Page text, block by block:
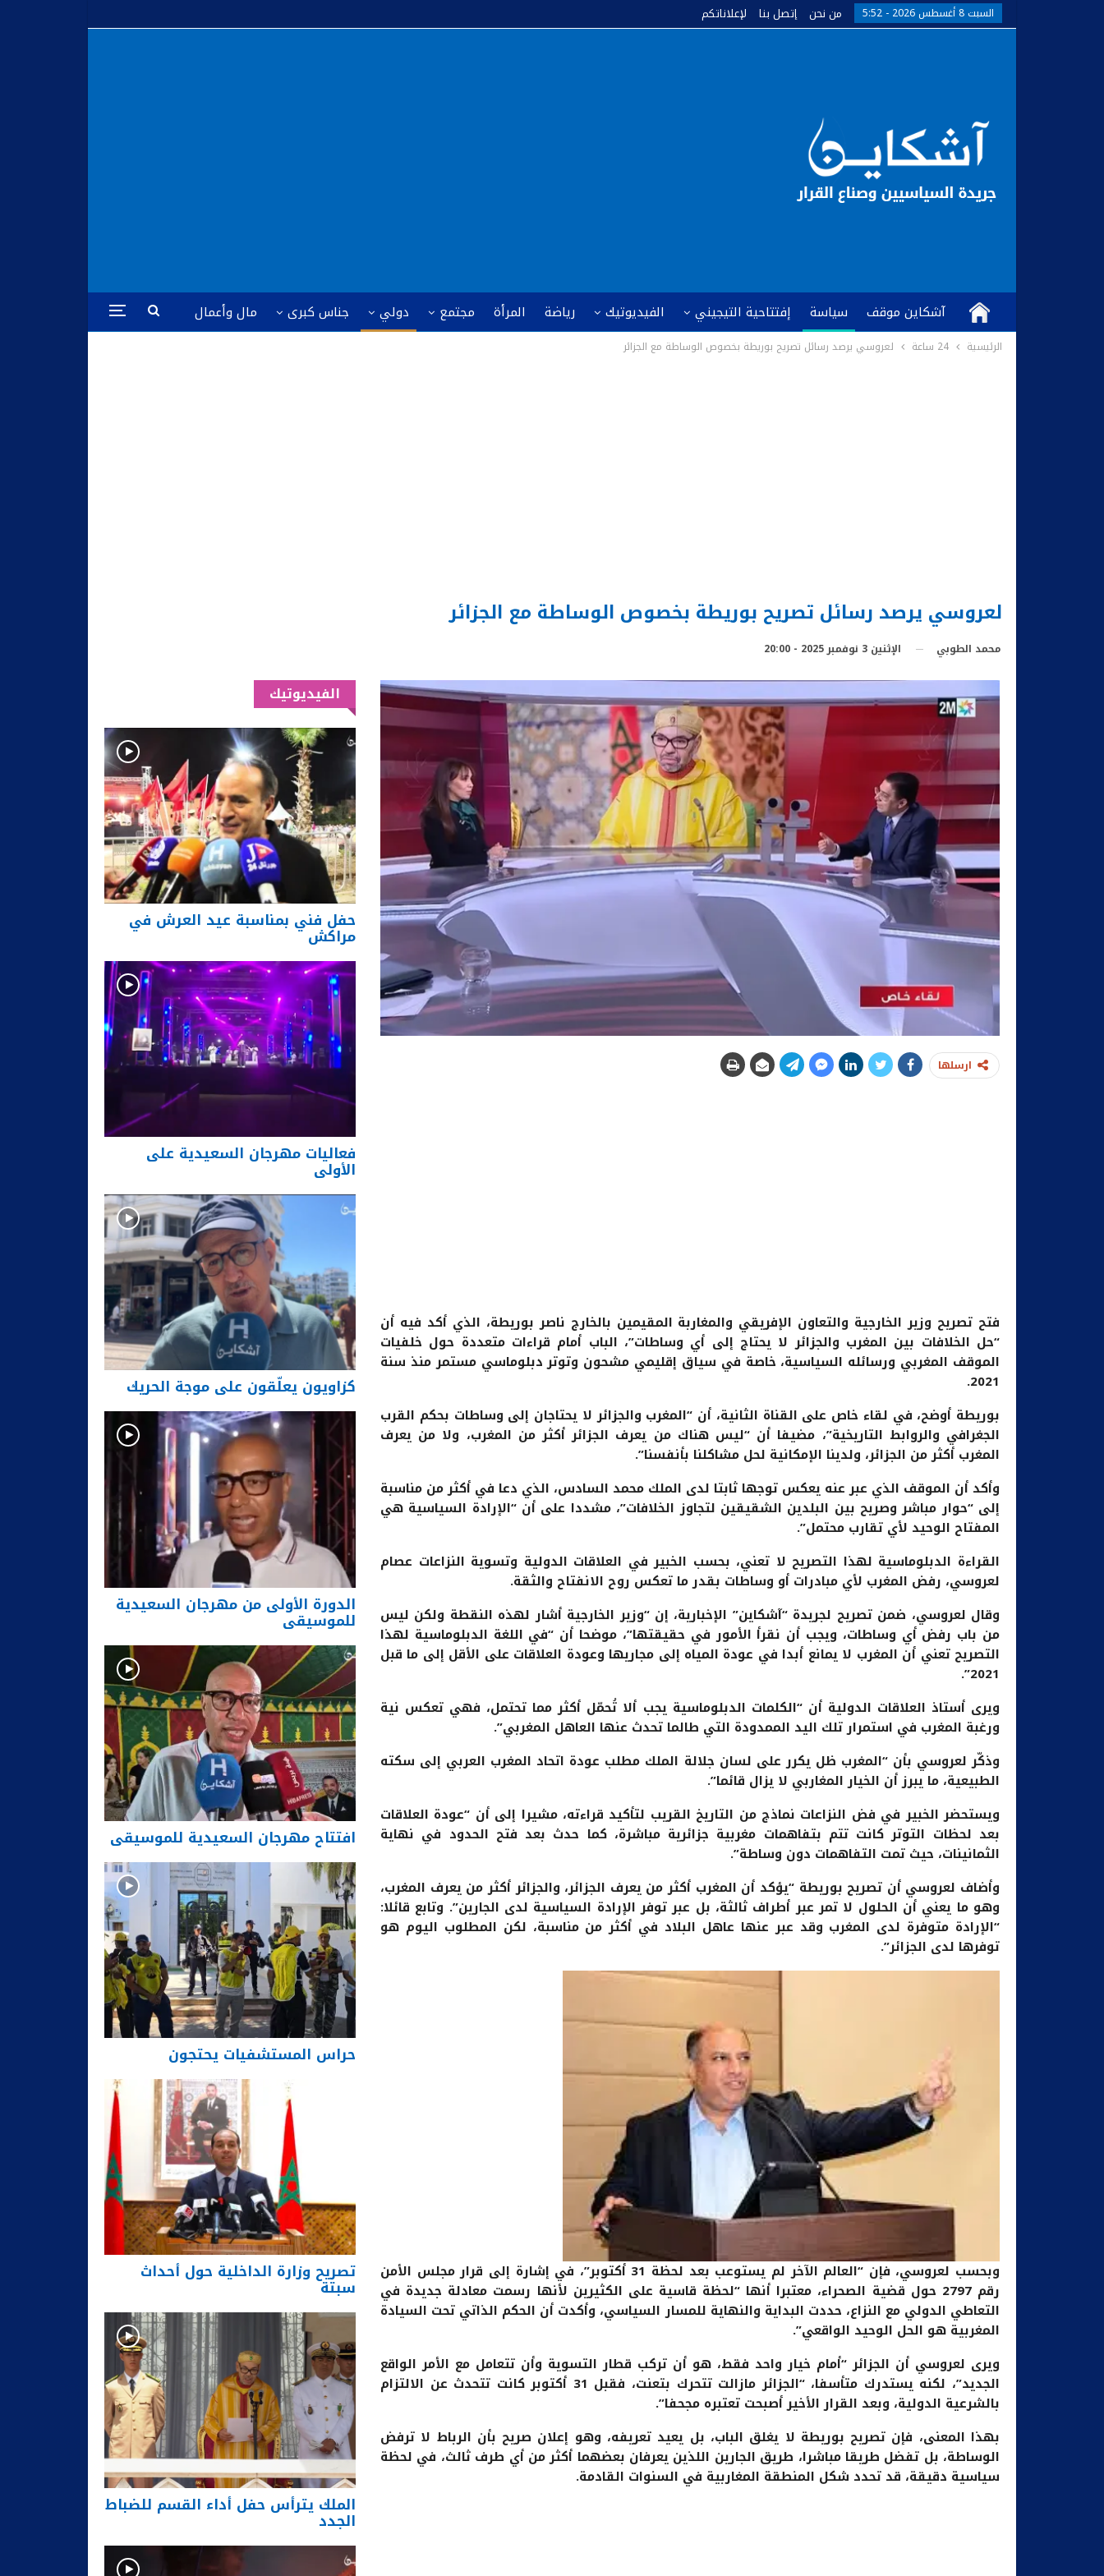
السبت 8 أغسطس 2026 - 5:52 من نحن إتصل بنا لإعلاناتكم
آشكاين موقف سياسة إفتتاحية التيجيني الفيديوتيك رياضة المرأة مجتمع دولي جناس كبرى
مال وأعمال
كُتّاب وآراء
آشكاين TV الرئيسية 24 ساعة لعروسي يرصد رسائل تصريح بوريطة بخصوص الوساطة مع الجزائر
لعروسي يرصد رسائل تصريح بوريطة بخصوص الوساطة مع الجزائر
محمد الطوبي الإثنين 3 نوفمبر 2025 - 20:00
ارسلها
فتح تصريح وزير الخارجية والتعاون الإفريقي والمغاربة المقيمين بالخارج ناصر بوريطة، الذي أكد فيه أن
“حل الخلافات بين المغرب والجزائر لا يحتاج إلى أي وساطات”، الباب أمام قراءات متعددة حول خلفيات
الموقف المغربي ورسائله السياسية، خاصة في سياق إقليمي مشحون وتوتر دبلوماسي مستمر منذ سنة
2021.
بوريطة أوضح، في لقاء خاص على القناة الثانية، أن “المغرب والجزائر لا يحتاجان إلى وساطات بحكم القرب
الجغرافي والروابط التاريخية”، مضيفا أن “ليس هناك من يعرف الجزائر أكثر من المغرب، ولا من يعرف
المغرب أكثر من الجزائر، ولدينا الإمكانية لحل مشاكلنا بأنفسنا”.
وأكد أن الموقف الذي عبر عنه يعكس توجها ثابتا لدى الملك محمد السادس، الذي دعا في أكثر من مناسبة
إلى “حوار مباشر وصريح بين البلدين الشقيقين لتجاوز الخلافات”، مشددا على أن “الإرادة السياسية هي
المفتاح الوحيد لأي تقارب محتمل”.
القراءة الدبلوماسية لهذا التصريح لا تعني، بحسب الخبير في العلاقات الدولية وتسوية النزاعات عصام
لعروسي، رفض المغرب لأي مبادرات أو وساطات بقدر ما تعكس روح الانفتاح والثقة.
وقال لعروسي، ضمن تصريح لجريدة “آشكاين” الإخبارية، إن “وزير الخارجية أشار لهذه النقطة ولكن ليس
من باب رفض أي وساطات، ويجب أن نقرأ الأمور في حقيقتها”، موضحا أن “في اللغة الدبلوماسية لهذا
التصريح تعني أن المغرب لا يمانع أبدا في عودة المياه إلى مجاريها وعودة العلاقات على الأقل إلى ما قبل
2021”.
ويرى أستاذ العلاقات الدولية أن “الكلمات الدبلوماسية يجب ألا تُحمّل أكثر مما تحتمل، فهي تعكس نية
ورغبة المغرب في استمرار تلك اليد الممدودة التي طالما تحدث عنها العاهل المغربي”.
وذكّر لعروسي بأن “المغرب ظل يكرر على لسان جلالة الملك مطلب عودة اتحاد المغرب العربي إلى سكته
الطبيعية، ما يبرز أن الخيار المغاربي لا يزال قائما”.
ويستحضر الخبير في فض النزاعات نماذج من التاريخ القريب لتأكيد قراءته، مشيرا إلى أن “عودة العلاقات
بعد لحظات التوتر كانت تتم بتفاهمات مغربية جزائرية مباشرة، كما حدث بعد فتح الحدود في نهاية
الثمانينات، حيث تمت التفاهمات دون وساطة”.
وأضاف لعروسي أن تصريح بوريطة “يؤكد أن المغرب أكثر من يعرف الجزائر، والجزائر أكثر من يعرف المغرب،
وهو ما يعني أن الحلول لا تمر عبر أطراف ثالثة، بل عبر توفر الإرادة السياسية لدى الجارين”. وتابع قائلا:
“الإرادة متوفرة لدى المغرب وقد عبر عنها عاهل البلاد في أكثر من مناسبة، لكن المطلوب اليوم هو
توفرها لدى الجزائر”.
وبحسب لعروسي، فإن “العالم الآخر لم يستوعب بعد لحظة 31 أكتوبر”، في إشارة إلى قرار مجلس الأمن
رقم 2797 حول قضية الصحراء، معتبرا أنها “لحظة قاسية على الكثيرين لأنها رسمت معادلة جديدة في
التعاطي الدولي مع النزاع، حددت البداية والنهاية للمسار السياسي، وأكدت أن الحكم الذاتي تحت السيادة
المغربية هو الحل الوحيد الواقعي”.
ويرى لعروسي أن الجزائر “أمام خيار واحد فقط، هو أن تركب قطار التسوية وأن تتعامل مع الأمر الواقع
الجديد”، لكنه يستدرك متأسفا، “الجزائر مازالت تتحرك بتعنت، فقبل 31 أكتوبر كانت تتحدث عن الالتزام
بالشرعية الدولية، وبعد القرار الأخير أصبحت تعتبره مجحفا”.
بهذا المعنى، فإن تصريح بوريطة لا يغلق الباب، بل يعيد تعريفه، وهو إعلان صريح بأن الرباط لا ترفض
الوساطة، بل تفضل طريقا مباشرا، طريق الجارين اللذين يعرفان بعضهما أكثر من أي طرف ثالث، في لحظة
سياسية دقيقة، قد تحدد شكل المنطقة المغاربية في السنوات القادمة.
الفيديوتيك
حفل فني بمناسبة عيد العرش في
مراكش
فعاليات مهرجان السعيدية على
الأولى
كزاويون يعلّقون على موجة الحريك
الدورة الأولى من مهرجان السعيدية
للموسيقى
افتتاح مهرجان السعيدية للموسيقى
حراس المستشفيات يحتجون
تصريح وزارة الداخلية حول أحداث
سبتة
الملك يترأس حفل أداء القسم للضباط
الجدد